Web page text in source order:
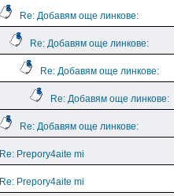
Re: Добавям още линкове:
Re: Добавям още линкове:
Re: Добавям още линкове:
Re: Добавям още линкове:
Re: Добавям още линкове:
Re: Prepory4aite mi
Re: Prepory4aite mi